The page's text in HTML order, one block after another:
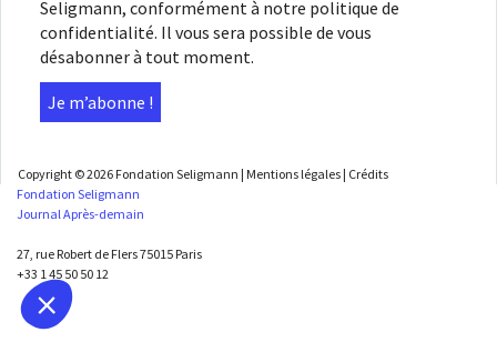
Seligmann, conformément à notre politique de
confidentialité. Il vous sera possible de vous
désabonner à tout moment.
Copyright © 2026 Fondation Seligmann | Mentions légales | Crédits
Fondation Seligmann
Journal Après-demain
27, rue Robert de Flers 75015 Paris
+33 1 45 50 50 12